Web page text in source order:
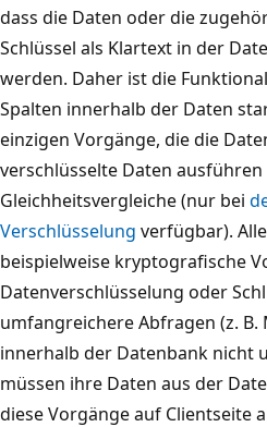
dass die Daten oder die
Schlüssel als Klartext in der
werden. Daher ist die
Spalten innerhalb der Daten
einzigen Vorgänge, die die
verschlüsselte Daten ausführen
Gleichheitsvergleiche (nur bei
Verschlüsselung verfügbar).
beispielweise kryptografische
Datenverschlüsselung oder
umfangreichere Abfragen (z.
innerhalb der Datenbank nicht
müssen ihre Daten aus der
diese Vorgänge auf Clientseite